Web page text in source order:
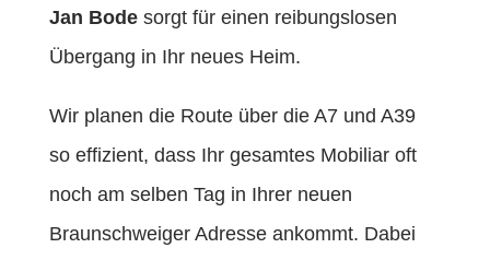
Jan Bode sorgt für einen reibungslosen
Übergang in Ihr neues Heim.
Wir planen die Route über die A7 und A39
so effizient, dass Ihr gesamtes Mobiliar oft
noch am selben Tag in Ihrer neuen
Braunschweiger Adresse ankommt. Dabei